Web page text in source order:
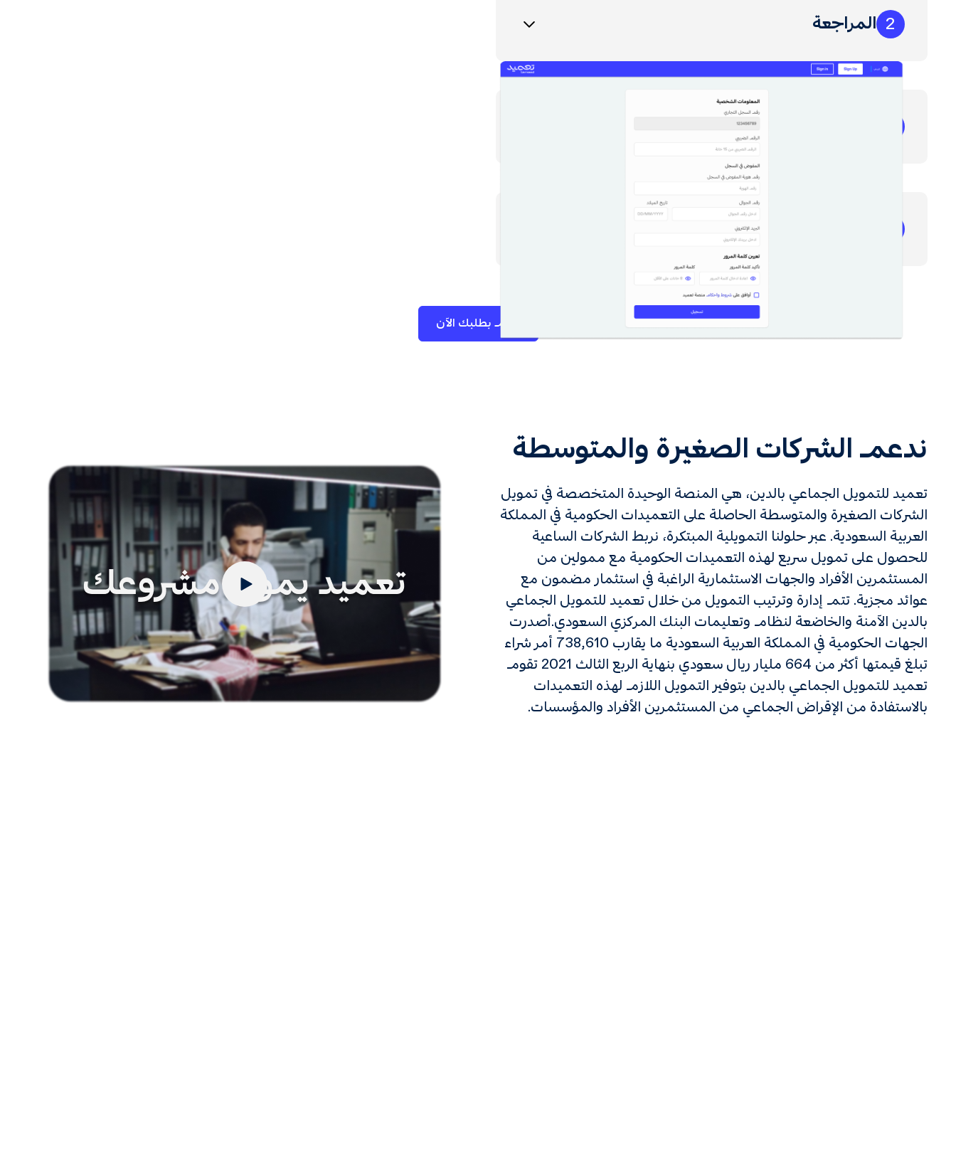
2 المراجعة
تقدم بطلبك الآن
ندعم الشركات الصغيرة والمتوسطة
تعميد للتمويل الجماعي بالدين، هي المنصة الوحيدة المتخصصة في تمويل
الشركات الصغيرة والمتوسطة الحاصلة على التعميدات الحكومية في المملكة
العربية السعودية. عبر حلولنا التمويلية المبتكرة، نربط الشركات الساعية
للحصول على تمويل سريع لهذه التعميدات الحكومية مع ممولين من
المستثمرين الأفراد والجهات الاستثمارية الراغبة في استثمار مضمون مع
عوائد مجزية. تتم إدارة وترتيب التمويل من خلال تعميد للتمويل الجماعي
بالدين الآمنة والخاضعة لنظام وتعليمات البنك المركزي السعودي.أصدرت
الجهات الحكومية في المملكة العربية السعودية ما يقارب 738,610 أمر شراء
تبلغ قيمتها أكثر من 664 مليار ريال سعودي بنهاية الربع الثالث 2021 تقوم
تعميد للتمويل الجماعي بالدين بتوفير التمويل اللازم لهذه التعميدات
بالاستفادة من الإقراض الجماعي من المستثمرين الأفراد والمؤسسات.